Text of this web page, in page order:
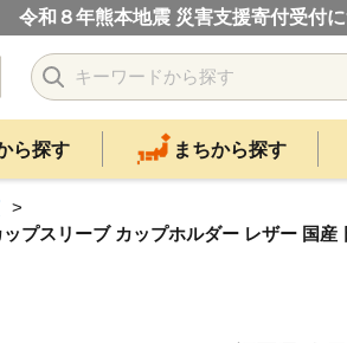
令和８年熊本地震 災害支援寄付受付
ら探す まちから探す
プスリーブ カップホルダー レザー 国